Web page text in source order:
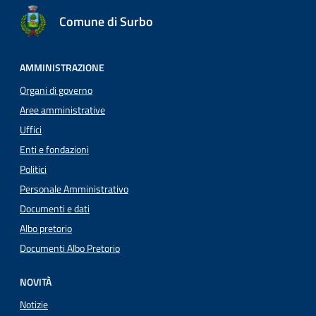
Comune di Surbo
AMMINISTRAZIONE
Organi di governo
Aree amministrative
Uffici
Enti e fondazioni
Politici
Personale Amministrativo
Documenti e dati
Albo pretorio
Documenti Albo Pretorio
NOVITÀ
Notizie